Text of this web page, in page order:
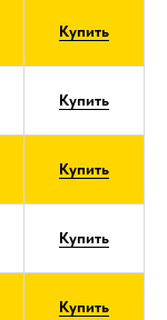
Купить
Купить
Купить
Купить
Купить